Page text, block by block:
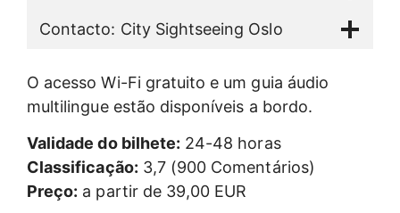
Contacto: City Sightseeing Oslo
O acesso Wi-Fi gratuito e um guia áudio
multilingue estão disponíveis a bordo.
Validade do bilhete: 24-48 horas
Classificação: 3,7 (900 Comentários)
Preço: a partir de 39,00 EUR